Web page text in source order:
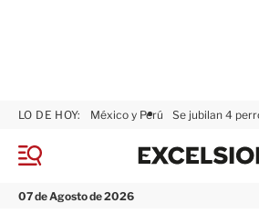
M
n
07 de Agosto de 2026
LO DE HOY: México y Perú Se jubilan 4